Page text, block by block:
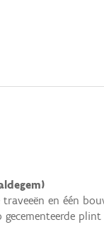
en één
gecementeerde